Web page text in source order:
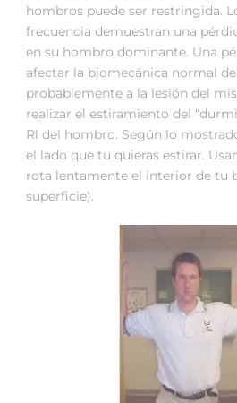
hombros puede ser restringida.
frecuencia demuestran una
en su hombro dominante. Una
afectar la biomecánica normal
probablemente a la lesión del
realizar el estiramiento del
Rl del hombro. Según lo
el lado que tu quieras estirar.
rota lentamente el interior de tu
superficie).